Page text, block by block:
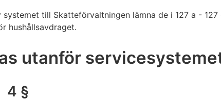
till Skatteförvaltningen lämna de i 127 a - 127
hushållsavdraget.
utanför
4 §